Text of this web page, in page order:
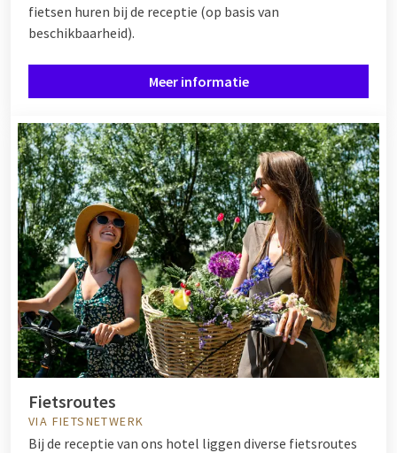
fietsen huren bij de receptie (op basis van
beschikbaarheid).
Meer informatie
Fietsroutes
VIA FIETSNETWERK
Bij de receptie van ons hotel liggen diverse fietsroutes